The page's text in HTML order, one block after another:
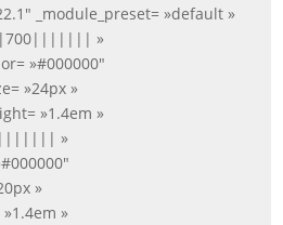
_module_preset= »default »
»|700||||||| »
»#000000″
»24px »
»1.4em »
»
»
»